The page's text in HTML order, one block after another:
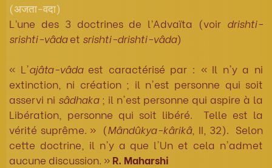
(अजता-वदा)
L’une des 3 doctrines de l’Advaïta (voir drishti-
srishti-vâdaet srishti-drishti-vâda)
« L'ajâta-vâdaest caractérisé par : « Il n'y a ni
extinction, ni création ; il n'est personne qui soit
asservi ni sâdhaka; il n'est personne qui aspire à la
Libération, personne qui soit libéré. Telle est la
vérité suprême. » (Mândûkya-kârikâ, II, 32). Selon
cette doctrine, il n'y a que l'Un et cela n'admet
aucune discussion. » R. Maharshi